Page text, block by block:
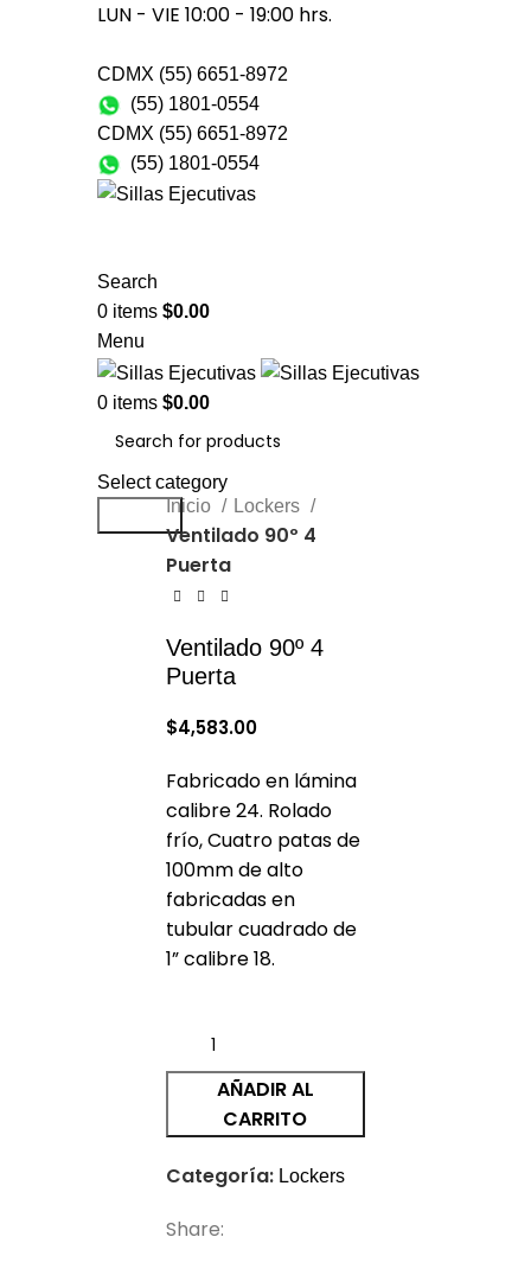
LUN - VIE 10:00 - 19:00 hrs.
CDMX (55) 6651-8972
(55) 1801-0554
CDMX (55) 6651-8972
(55) 1801-0554
Search
0 items $0.00
Menu
0 items $0.00
Select category
Search
Click to enlarge
Inicio
Lockers
Ventilado 90º 4
Puerta
Ventilado 90º 4
Puerta
$4,583.00
Fabricado en lámina
calibre 24. Rolado
frío, Cuatro patas de
100mm de alto
fabricadas en
tubular cuadrado de
1” calibre 18.
AÑADIR AL
CARRITO
Categoría: Lockers
Share: